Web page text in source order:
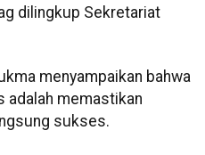
dilingkup Sekretariat
menyampaikan bahwa
adalah memastikan
sukses.